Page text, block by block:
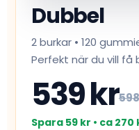
Dubbel
2 burkar • 120
Perfekt när du vill
539 kr
Spara 59 kr • ca